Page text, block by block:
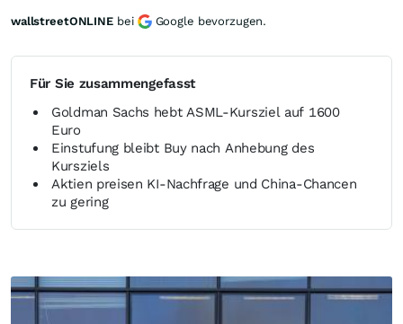
Für Sie zusammengefasst
Goldman Sachs hebt ASML-Kursziel auf 1600
Euro
Einstufung bleibt Buy nach Anhebung des
Kursziels
Aktien preisen KI-Nachfrage und China-Chancen
zu gering
wallstreetONLINE bei Google bevorzugen.